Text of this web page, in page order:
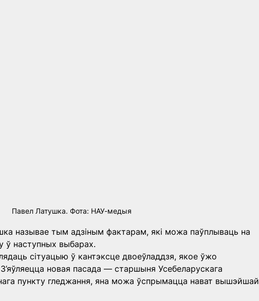
Павел Латушка. Фота: НАУ-медыя
называе тым адзіным фактарам, які можа паўплываць на
ў наступных выбарах.
сітуацыю ў кантэксце двоеўладдзя, якое ўжо
новая пасада — старшыня Усебеларускага
пункту гледжання, яна можа ўспрымацца нават вышэйшай